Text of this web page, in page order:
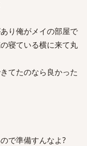
り俺がメイの部屋で
寝ている横に来て丸
てたのなら良かった
で準備すんなよ?